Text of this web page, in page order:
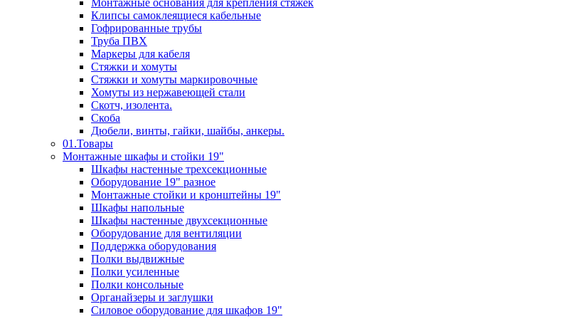
Монтажные основания для крепления стяжек
Клипсы самоклеящиеся кабельные
Гофрированные трубы
Труба ПВХ
Маркеры для кабеля
Стяжки и хомуты
Стяжки и хомуты маркировочные
Хомуты из нержавеющей стали
Скотч, изолента.
Скоба
Дюбели, винты, гайки, шайбы, анкеры.
01.Товары
Монтажные шкафы и стойки 19"
Шкафы настенные трехсекционные
Оборудование 19" разное
Монтажные стойки и кронштейны 19"
Шкафы напольные
Шкафы настенные двухсекционные
Оборудование для вентиляции
Поддержка оборудования
Полки выдвижные
Полки усиленные
Полки консольные
Органайзеры и заглушки
Силовое оборудование для шкафов 19"